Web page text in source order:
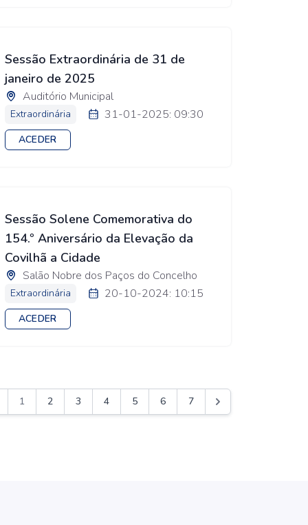
Sessão Extraordinária de 31 de
janeiro de 2025
Auditório Municipal
Extraordinária 31-01-2025: 09:30
ACEDER
Sessão Solene Comemorativa do
154.º Aniversário da Elevação da
Covilhã a Cidade
Salão Nobre dos Paços do Concelho
Extraordinária 20-10-2024: 10:15
ACEDER
1 2 3 4 5 6 7